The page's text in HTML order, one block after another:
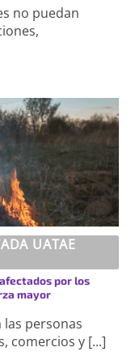
no puedan
UATAE
por los
mayor
las personas
comercios y [...]